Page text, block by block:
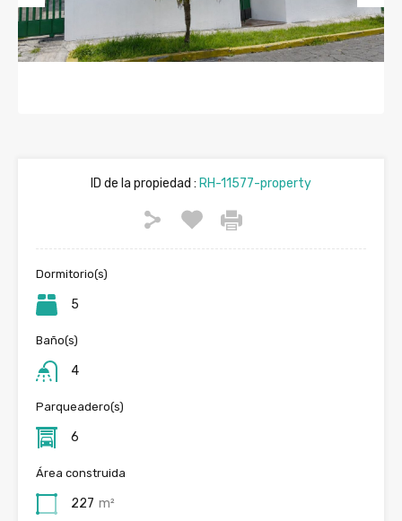
Previous Next
ID de la propiedad : RH-11577-property
Dormitorio(s)
5
Baño(s)
4
Parqueadero(s)
6
Área construida
227 m²